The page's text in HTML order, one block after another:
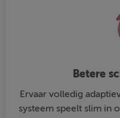
Betere
Ervaar volledig
systeem speelt slim in